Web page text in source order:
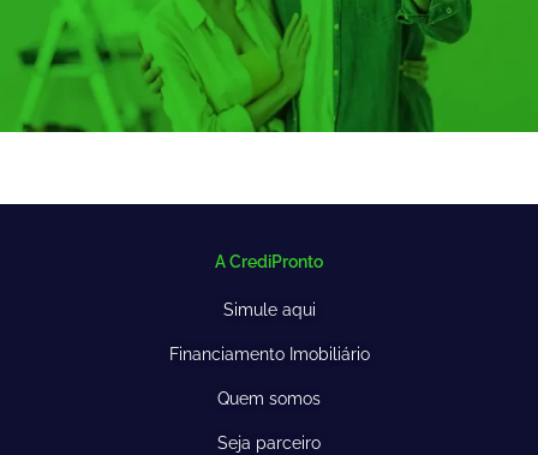
A CrediPronto
Simule aqui
Financiamento Imobiliário
Quem somos
Seja parceiro